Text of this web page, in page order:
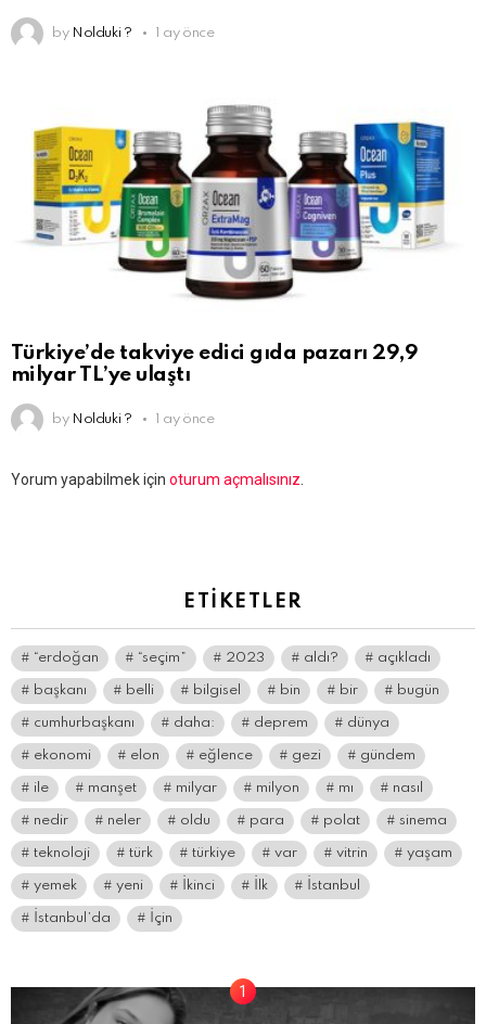
by Nolduki ? 1 ay önce
Türkiye’de takviye edici gıda pazarı 29,9
milyar TL’ye ulaştı
by Nolduki ? 1 ay önce
Bir
Yorum yapabilmek için oturum açmalısınız
ETIKETLER
“erdoğan “seçim” 2023 aldı? açıkladı
başkanı belli bilgisel bin bir bugün
cumhurbaşkanı daha: deprem dünya
ekonomi elon eğlence gezi gündem
ile manşet milyar milyon mı nasıl
nedir neler oldu para polat sinema
teknoloji türk türkiye var vitrin yaşam
yemek yeni İkinci İlk İstanbul
İstanbul’da İçin